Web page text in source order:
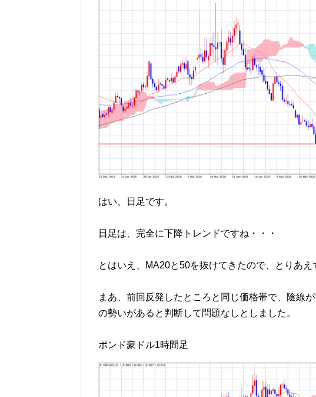
はい、日足です。
日足は、完全に下降トレンドですね・・・
とはいえ、MA20と50を抜けてきたので、とりあえ
まあ、前回反発したところと同じ価格帯で、陰線
の勢いがあると判断して問題なしとしました。
ポンド豪ドル1時間足